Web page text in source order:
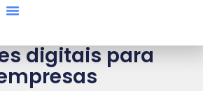
digitais para